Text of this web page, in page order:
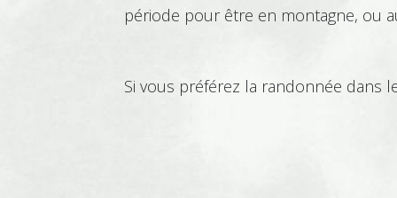
Commerce
période pour être en montagne, ou
Si vous préférez la randonnée dans